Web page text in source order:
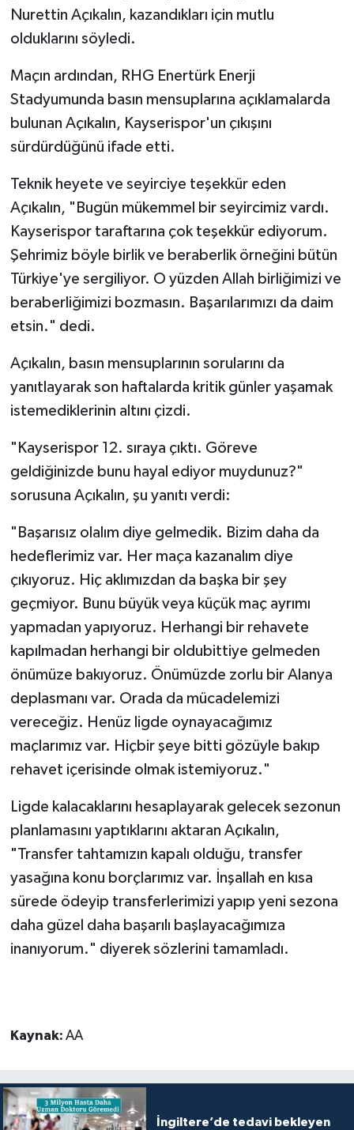
Nurettin Açıkalın, kazandıkları için mutlu
olduklarını söyledi.
Maçın ardından, RHG Enertürk Enerji
Stadyumunda basın mensuplarına açıklamalarda
bulunan Açıkalın, Kayserispor'un çıkışını
sürdürdüğünü ifade etti.
Teknik heyete ve seyirciye teşekkür eden
Açıkalın, "Bugün mükemmel bir seyircimiz vardı.
Kayserispor taraftarına çok teşekkür ediyorum.
Şehrimiz böyle birlik ve beraberlik örneğini bütün
Türkiye'ye sergiliyor. O yüzden Allah birliğimizi ve
beraberliğimizi bozmasın. Başarılarımızı da daim
etsin." dedi.
Açıkalın, basın mensuplarının sorularını da
yanıtlayarak son haftalarda kritik günler yaşamak
istemediklerinin altını çizdi.
"Kayserispor 12. sıraya çıktı. Göreve
geldiğinizde bunu hayal ediyor muydunuz?"
sorusuna Açıkalın, şu yanıtı verdi:
"Başarısız olalım diye gelmedik. Bizim daha da
hedeflerimiz var. Her maça kazanalım diye
çıkıyoruz. Hiç aklımızdan da başka bir şey
geçmiyor. Bunu büyük veya küçük maç ayrımı
yapmadan yapıyoruz. Herhangi bir rehavete
kapılmadan herhangi bir oldubittiye gelmeden
önümüze bakıyoruz. Önümüzde zorlu bir Alanya
deplasmanı var. Orada da mücadelemizi
vereceğiz. Henüz ligde oynayacağımız
maçlarımız var. Hiçbir şeye bitti gözüyle bakıp
rehavet içerisinde olmak istemiyoruz."
Ligde kalacaklarını hesaplayarak gelecek sezonun
planlamasını yaptıklarını aktaran Açıkalın,
"Transfer tahtamızın kapalı olduğu, transfer
yasağına konu borçlarımız var. İnşallah en kısa
sürede ödeyip transferlerimizi yapıp yeni sezona
daha güzel daha başarılı başlayacağımıza
inanıyorum." diyerek sözlerini tamamladı.
Kaynak: AA
İngiltere’de tedavi bekleyen